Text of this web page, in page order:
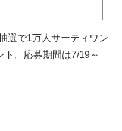
選で1万人サーティワン
。応募期間は7/19～